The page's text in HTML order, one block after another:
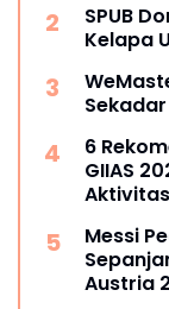
SPUB
Kelapa
6
GIIAS
Messi
Austria